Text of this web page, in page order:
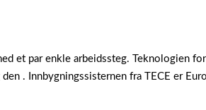
et par enkle arbeidssteg. Teknologien
. Innbygningssisternen fra TECE er